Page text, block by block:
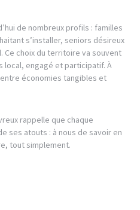
de nombreux profils : familles
s’installer, seniors désireux
Ce choix du territoire va souvent
local, engagé et participatif. À
économies tangibles et
rappelle que chaque
ses atouts : à nous de savoir en
tout simplement.